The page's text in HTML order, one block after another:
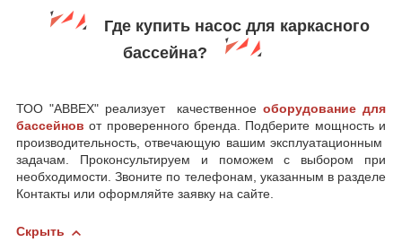
Где купить насос для каркасного
бассейна?
ТОО "ABBEX" реализует качественноеоборудование для
бассейнов от проверенного бренда. Подберите мощность и
производительность, отвечающую вашим эксплуатационным
задачам. Проконсультируем и поможем с выбором при
необходимости. Звоните по телефонам, указанным в разделе
Контакты или оформляйте заявку на сайте.
Скрыть